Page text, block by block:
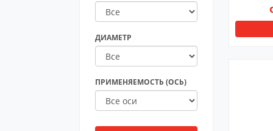
ДИАМЕТР
ПРИМЕНЯЕМОСТЬ (ОСЬ)